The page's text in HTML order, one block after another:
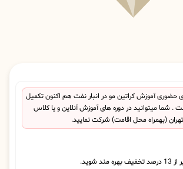
حضوری آموزش کراتین مو در انبار نفت هم اکنون تکمیل
شما میتوانید در دوره های آموزش آنلاین و یا کلاس
(بهمراه محل اقامت) شرکت نمایید.
شوید.